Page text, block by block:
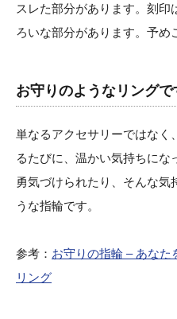
スレた部分があります。刻
ろいな部分があります。予め
お守りのようなリングで
単なるアクセサリーではなく
るたびに、温かい気持ちにな
勇気づけられたり、そんな気
うな指輪です。
参考： お守りの指輪 – あなた
リング